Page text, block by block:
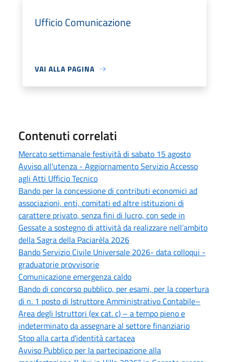
Ufficio Comunicazione
VAI ALLA PAGINA
Contenuti correlati
Mercato settimanale festività di sabato 15 agosto
Avviso all'utenza - Aggiornamento Servizio Accesso
agli Atti Ufficio Tecnico
Bando per la concessione di contributi economici ad
associazioni, enti, comitati ed altre istituzioni di
carattere privato, senza fini di lucro, con sede in
Gessate a sostegno di attività da realizzare nell’ambito
della Sagra della Paciarèla 2026
Bando Servizio Civile Universale 2026- data colloqui -
graduatorie provvisorie
Comunicazione emergenza caldo
Bando di concorso pubblico, per esami, per la copertura
di n. 1 posto di Istruttore Amministrativo Contabile–
Area degli Istruttori (ex cat. c) – a tempo pieno e
indeterminato da assegnare al settore finanziario
Stop alla carta d'identità cartacea
Avviso Pubblico per la partecipazione alla